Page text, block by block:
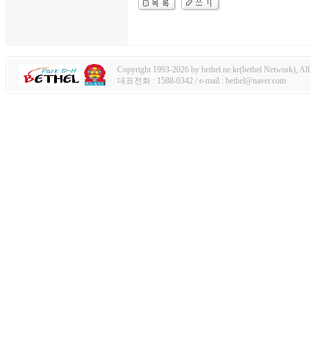
Copyright 1993-2026 by bethel.ne.kr(bethel Network), All
대표전화 : 1588-0342 / e-mail : bethel@naver.com